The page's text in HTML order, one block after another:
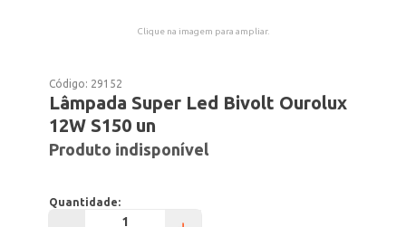
Clique na imagem para ampliar.
Código: 29152
Lâmpada Super Led Bivolt Ourolux
12W S150 un
Produto indisponível
Quantidade: